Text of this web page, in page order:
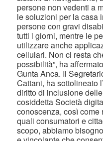
persone non vedenti a
le soluzioni per la casa
persone con gravi
tutti i giorni, mentre le
utilizzare anche
cellulari. Non ci resta
possibilità”, ha
Gunta Anca. Il
Cattani, ha sottolineato
diritto di inclusione
cosiddetta Società
conoscenza, così
quali consumatori e
scopo, abbiamo